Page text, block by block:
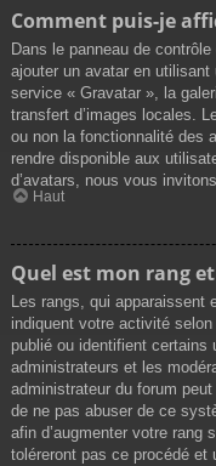
Comment puis-je
Dans le panneau de
ajouter un avatar en
service « Gravatar », la
transfert d’images locales.
ou non la fonctionnalité des
rendre disponible aux
d’avatars, nous vous
Haut
Quel est mon rang
Les rangs, qui apparaissent
indiquent votre activité
publié ou identifient
administrateurs et les
administrateur du forum
de ne pas abuser de ce
afin d’augmenter votre rang
toléreront pas ce procédé et